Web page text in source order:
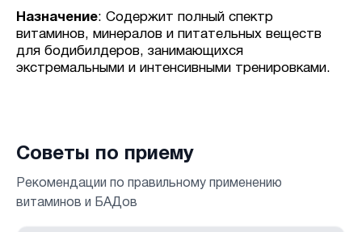
Назначение: Содержит полный спектр
витаминов, минералов и питательных веществ
для бодибилдеров, занимающихся
экстремальными и интенсивными тренировками.
Советы по приему
Рекомендации по правильному применению
витаминов и БАДов